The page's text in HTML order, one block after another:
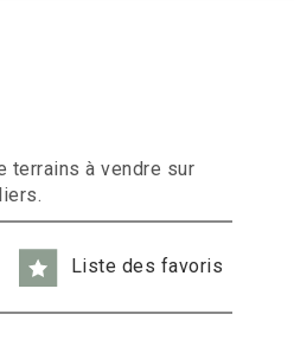
terrains à vendre sur
Liste des favoris